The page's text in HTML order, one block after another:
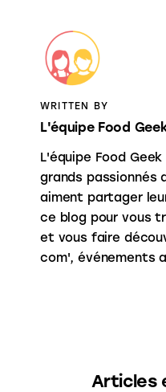
WRITTEN BY
L'équipe Food
L'équipe Food
grands passionnés
aiment partager
ce blog pour vous
et vous faire
com', événements
Articles